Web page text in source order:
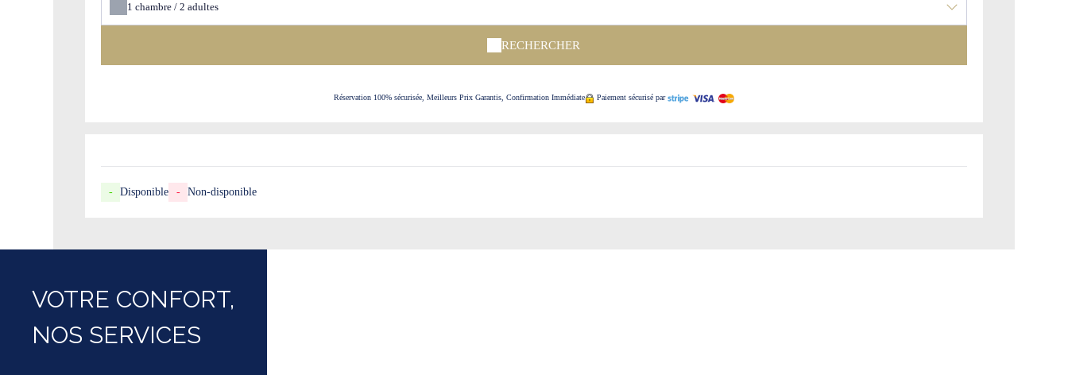
1chambre /2adultes
RECHERCHER
Réservation 100% sécurisée, Meilleurs Prix Garantis, Confirmation Immédiate Paiement sécurisé par
- Disponible - Non-disponible
VOTRE CONFORT,
NOS SERVICES